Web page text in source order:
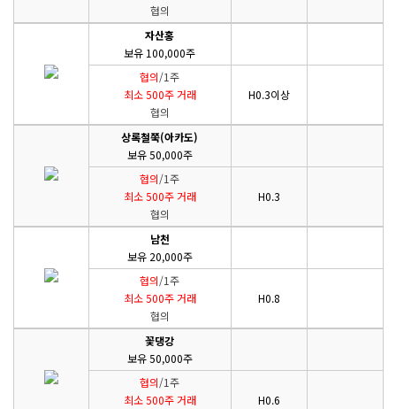
협의
자산홍
보유 100,000주
협의/1주
최소 500주 거래
협의
H0.3이상
상록철쭉(아카도)
보유 50,000주
협의/1주
최소 500주 거래
협의
H0.3
남천
보유 20,000주
협의/1주
최소 500주 거래
협의
H0.8
꽃댕강
보유 50,000주
협의/1주
최소 500주 거래
H0.6